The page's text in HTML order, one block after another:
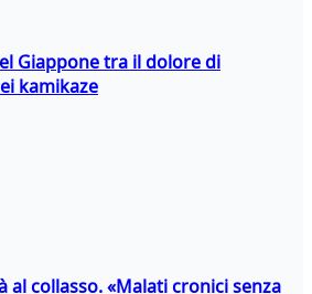
Giappone tra il dolore di
kamikaze
al collasso. «Malati cronici senza